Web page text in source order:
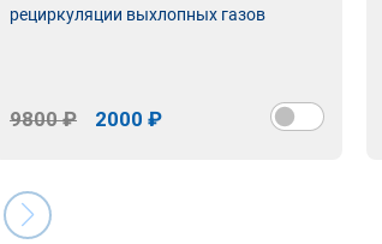
рециркуляции выхлопных газов
9800 ₽ 2000 ₽